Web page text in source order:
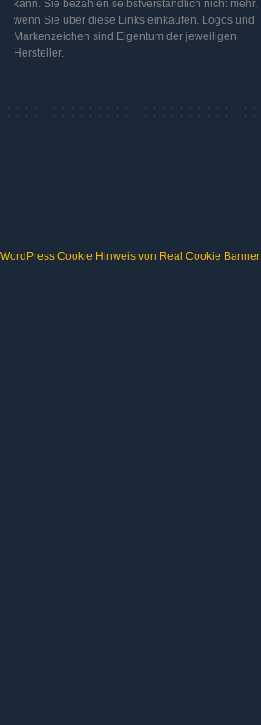
kann. Sie bezahlen selbstverständlich nicht mehr,
wenn Sie über diese Links einkaufen. Logos und
Markenzeichen sind Eigentum der jeweiligen
Hersteller.
WordPress Cookie Hinweis von Real Cookie Banner